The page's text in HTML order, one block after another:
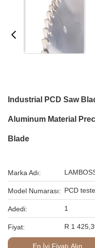
Industrial PCD Saw
Aluminum Material
Blade
Marka Adı:
Model Numarası: PCD
Adedi: 1
Fiyat: R 1
En İyi Fiyatı Alın